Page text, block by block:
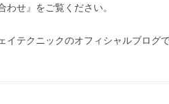
せ』をご覧ください。
テクニックのオフィシャルブログで